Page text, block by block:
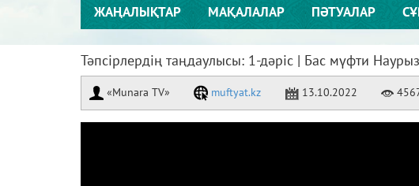
ЖАҢАЛЫҚТАР МАҚАЛАЛАР ПӘТУАЛАР
Тәпсірлердің таңдаулысы: 1-дәріс | Бас мүфти
«Munara TV» muftyat.kz 13.10.2022